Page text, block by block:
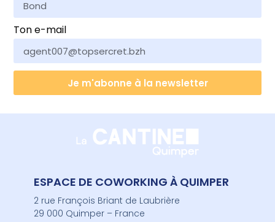
Ton e-mail
Je m'abonne à la newsletter
ESPACE DE COWORKING À QUIMPER
2 rue François Briant de Laubrière
29 000 Quimper – France